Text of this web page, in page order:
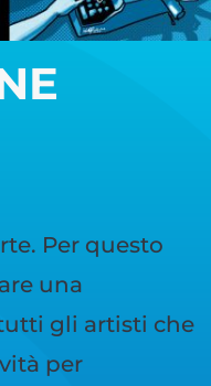
Per questo
una
gli artisti che
per